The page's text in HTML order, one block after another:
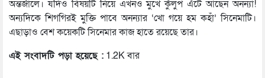
অন্তর্জালে। যদিও বিষয়টি নিয়ে এখনও মুখে কুঁলুপ এঁটে আছেন অনন্যা!
অন্যদিকে শিগগিরই মুক্তি পাবে অনন্যার ‘খো গয়ে হম কহাঁ’ সিনেমাটি।
এছাড়াও বেশ কয়েকটি সিনেমার কাজ হাতে রয়েছে তার।
এই সংবাদটি পড়া হয়েছে : 1.2K বার